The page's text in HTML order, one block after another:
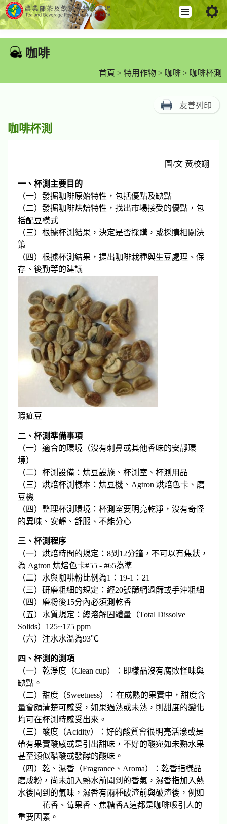
內
::: 咖啡
首頁 > 特用作物 > 咖啡 > 咖啡杯測
友善列印
咖啡杯測
圖/文 黃校翊
一、杯測主要目的
（一）發掘咖啡原始特性，包括優點及缺點
（二）發掘咖啡烘焙特性，找出市場接受的優點，包
括配豆模式
（三）根據杯測結果，決定是否採購，或採購相關決
策
（四）根據杯測結果，提出咖啡栽種與生豆處理、保
存、後勤等的建議
瑕疵豆
二、杯測準備事項
（一）適合的環境（沒有刺鼻或其他香味的安靜環
境）
（二）杯測設備：烘豆設施、杯測室、杯測用品
（三）烘焙杯測樣本：烘豆機、Agtron 烘焙色卡、磨
豆機
（四）整理杯測環境：杯測室要明亮乾淨，沒有奇怪
的異味、安靜、舒服、不能分心
三、杯測程序
（一）烘焙時間的規定：8到12分鐘，不可以有焦狀，
為 Agtron 烘焙色卡#55 - #65為準
（二）水與咖啡粉比例為1：19-1：21
（三）研磨粗細的規定：經20號篩網過篩或手沖粗細
（四）磨粉後15分內必須測乾香
（五）水質規定：總溶解固體量（Total Dissolve
Solids）125~175 ppm
（六）注水水溫為93℃
四、杯測的測項
（一）乾淨度（Clean cup）：即樣品沒有腐敗怪味與
缺點。
（二）甜度（Sweetness）：在成熟的果實中，甜度含
量會頗清楚可感受，如果過熟或未熟，則甜度的變化
均可在杯測時感受出來。
（三）酸度（Acidity）：好的酸質會很明亮活潑或是
帶有果實酸感或是引出甜味，不好的酸宛如未熟水果
甚至類似醋酸或發酵的酸味。
（四）乾、濕香（Fragrance、Aroma）：乾香指樣品
磨成粉，尚未加入熱水前聞到的香氣，濕香指加入熱
水後聞到的氣味，濕香有兩種破渣前與破渣後，例如
花香、莓果香、焦糖香A這都是咖啡吸引人的
重要因素。